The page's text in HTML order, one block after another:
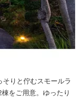
りと佇むスモールラ
をご用意。ゆったり